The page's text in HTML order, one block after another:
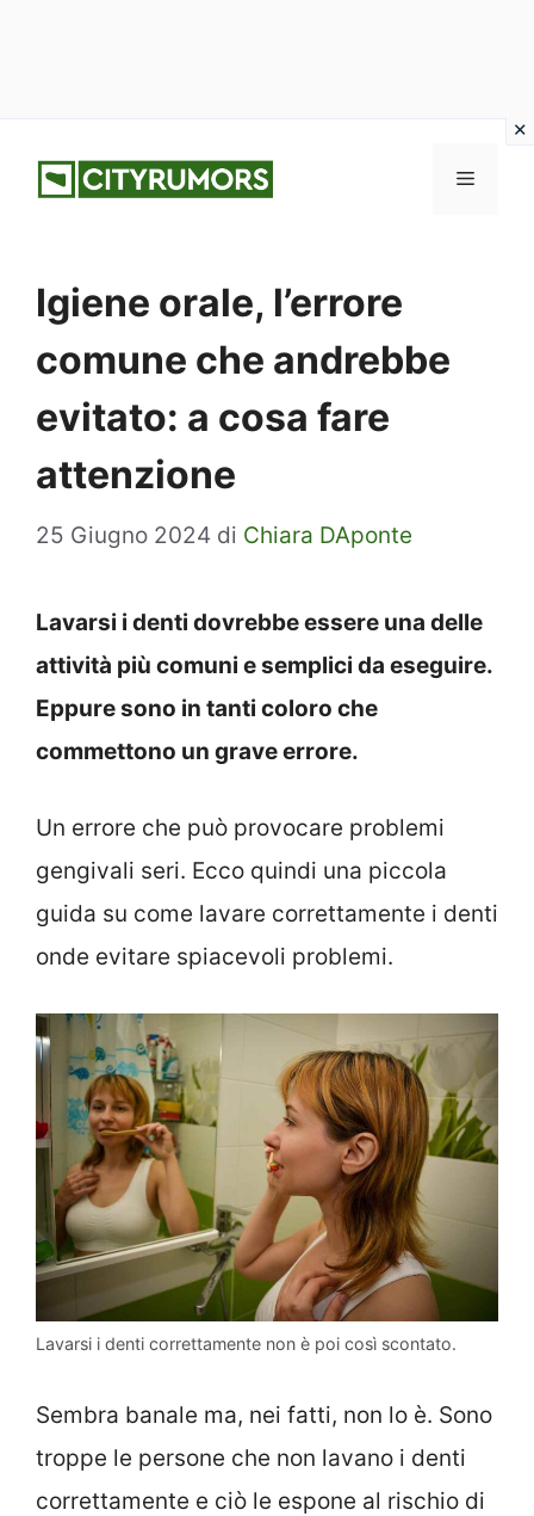
Menu
Igiene orale, l’errore
comune che andrebbe
evitato: a cosa fare
attenzione
25 Giugno 2024 di Chiara DAponte
Lavarsi i denti dovrebbe essere una delle
attività più comuni e semplici da eseguire.
Eppure sono in tanti coloro che
commettono un grave errore.
Un errore che può provocare problemi
gengivali seri. Ecco quindi una piccola
guida su come lavare correttamente i denti
onde evitare spiacevoli problemi.
Lavarsi i denti correttamente non è poi così scontato.
Sembra banale ma, nei fatti, non lo è. Sono
troppe le persone che non lavano i denti
correttamente e ciò le espone al rischio di